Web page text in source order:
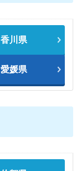
香川県
愛媛県